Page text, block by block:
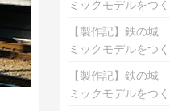
ミックモデルをつ
【製作記】鉄の
ミックモデルをつ
【製作記】鉄の
ミックモデルをつ